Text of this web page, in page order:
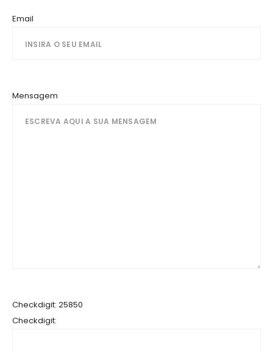
Email
Mensagem
Checkdigit: 25850
Checkdigit: